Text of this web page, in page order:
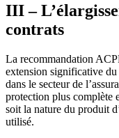
III –
contrats
La recommandation
extension significative
dans le secteur de
protection plus complète
soit la nature du produit
utilisé.